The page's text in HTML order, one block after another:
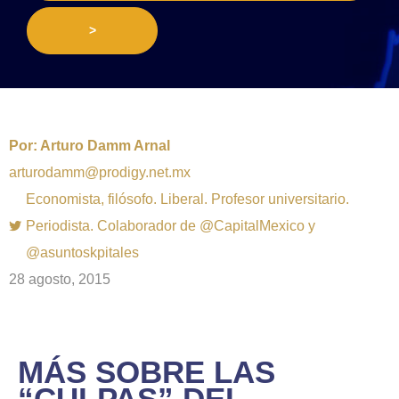
>
Por: Arturo Damm Arnal
arturodamm@prodigy.net.mx
Economista, filósofo. Liberal. Profesor universitario.
Periodista. Colaborador de @CapitalMexico y
@asuntoskpitales
28 agosto, 2015
MÁS SOBRE LAS